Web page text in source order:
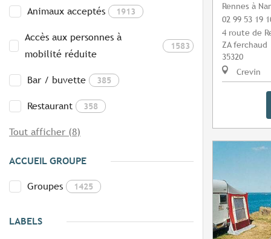
Animaux acceptés 1913
Accès aux personnes à
mobilité réduite
1583
Bar / buvette 385
Restaurant 358
Tout afficher (8)
ACCUEIL GROUPE
Groupes 1425
LABELS
Rennes à
02 99 53 19
4 route de
ZA ferchaud
35320
Crevin